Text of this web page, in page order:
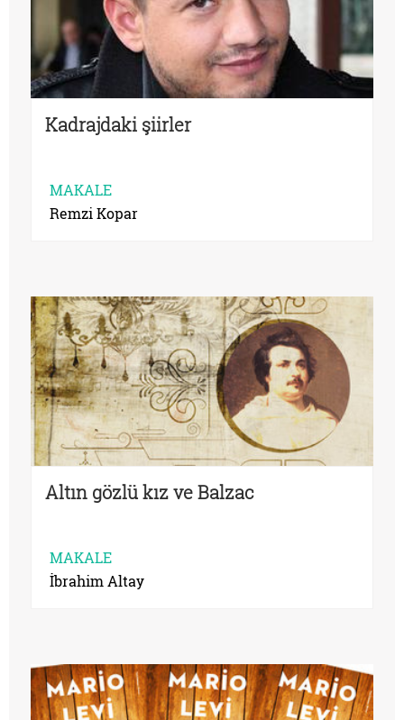
Kadrajdaki şiirler
MAKALE
Remzi Kopar
Altın gözlü kız ve Balzac
MAKALE
İbrahim Altay